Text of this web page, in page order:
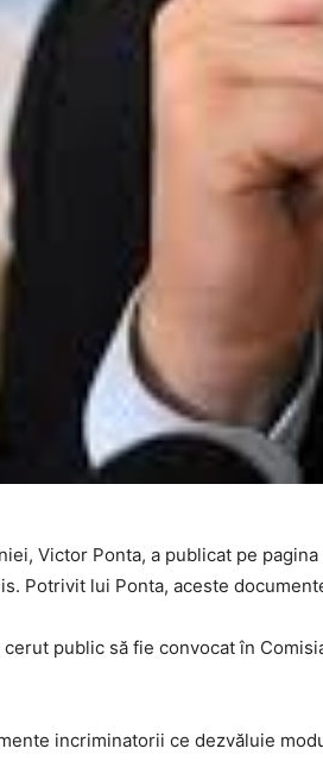
Victor Ponta, a publicat pe
Potrivit lui Ponta, aceste
public să fie convocat în
incriminatorii ce dezvăluie